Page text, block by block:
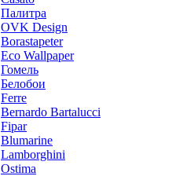
Палитра
OVK Design
Borastapeter
Eco Wallpaper
Гомель
Белобои
Ferre
Bernardo Bartalucci
Fipar
Blumarine
Lamborghini
Ostima